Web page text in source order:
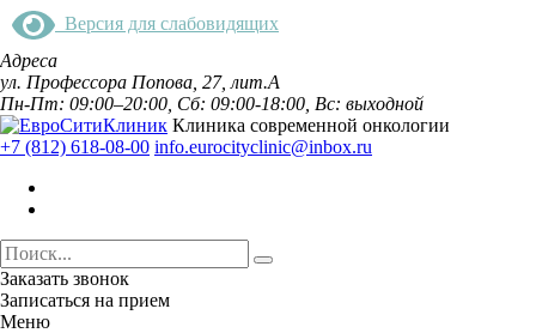
Версия для слабовидящих
Адреса
ул. Профессора Попова, 27, лит.А
Пн-Пт: 09:00–20:00, Сб: 09:00-18:00, Вс: выходной
Клиника современной онкологии
+7 (812) 618-08-00 info.eurocityclinic@inbox.ru
Заказать звонок
Записаться на прием
Меню